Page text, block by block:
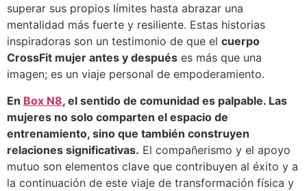
superar sus propios límites hasta abrazar una
mentalidad más fuerte y resiliente. Estas historias
inspiradoras son un testimonio de que el cuerpo
CrossFit mujer antes y después es más que una
imagen; es un viaje personal de empoderamiento.
En Box N8, el sentido de comunidad es palpable. Las
mujeres no solo comparten el espacio de
entrenamiento, sino que también construyen
relaciones significativas. El compañerismo y el apoyo
mutuo son elementos clave que contribuyen al éxito y a
la continuación de este viaje de transformación física y